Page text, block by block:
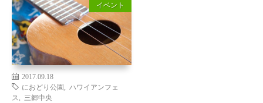
イベント
2017.09.18
におどり公園
ハワイアンフェ
ス
三郷中央